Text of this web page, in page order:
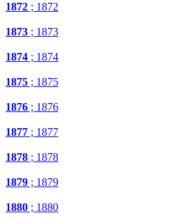
1872 ; 1872
1873 ; 1873
1874 ; 1874
1875 ; 1875
1876 ; 1876
1877 ; 1877
1878 ; 1878
1879 ; 1879
1880 ; 1880